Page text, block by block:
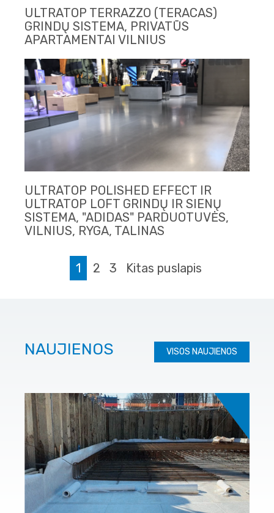
ULTRATOP TERRAZZO (TERACAS)
GRINDŲ SISTEMA, PRIVATŪS
APARTAMENTAI VILNIUS
ULTRATOP POLISHED EFFECT IR
ULTRATOP LOFT GRINDŲ IR SIENŲ
SISTEMA, "ADIDAS" PARDUOTUVĖS,
VILNIUS, RYGA, TALINAS
1 2 3 Kitas puslapis
NAUJIENOS VISOS NAUJIENOS